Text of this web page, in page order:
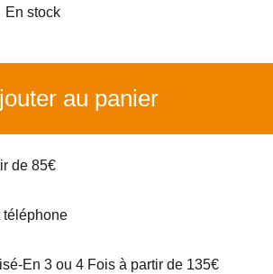
En stock
au panier
de 85€
téléphone
En 3 ou 4 Fois à partir de 135€